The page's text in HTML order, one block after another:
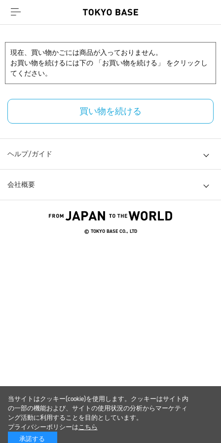
現在、買い物かごには商品が入っておりません。
お買い物を続けるには下の 「お買い物を続ける」 をクリックし
てください。
買い物を続ける
ヘルプ/ガイド
会社概要
© TOKYO BASE CO., LTD
当サイトはクッキー(cookie)を使用します。クッキーはサイト内
の一部の機能および、サイトの使用状況の分析からマーケティ
ング活動に利用することを目的としています。
プライバシーポリシーはこちら
承諾する